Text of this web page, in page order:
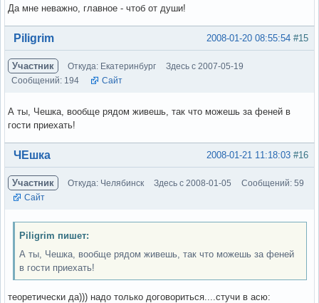
Да мне неважно, главное - чтоб от души!
Вне форума #15
2008-01-20 08:55:54
Piligrim
Участник Откуда: Екатеринбург
Здесь с 2007-05-19
Сообщений: 194
Сайт
А ты, Чешка, вообще рядом живешь, так что можешь за феней в
гости приехать!
Вне форума #16
2008-01-21 11:18:03
ЧЕшка
Участник Откуда: Челябинск Здесь с 2008-01-05
Сообщений: 59
Сайт
Piligrim пишет:
А ты, Чешка, вообще рядом живешь, так что можешь за феней
в гости приехать!
теоретически да))) надо только договориться....стучи в асю: